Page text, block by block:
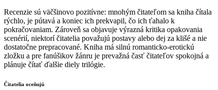
Recenzie sú väčšinovo pozitívne: mnohým čitateľom sa kniha čítala
rýchlo, je pútavá a koniec ich prekvapil, čo ich ťahalo k
pokračovaniam. Zároveň sa objavuje výrazná kritika opakovania
scenérií, niektorí čitatelia považujú postavy alebo dej za klišé a nie
dostatočne prepracované. Kniha má silnú romanticko-erotickú
zložku a pre fanúšikov žánru je prevažná časť čitateľov spokojná a
plánuje čítať ďalšie diely trilógie.
Čitatelia oceňujú